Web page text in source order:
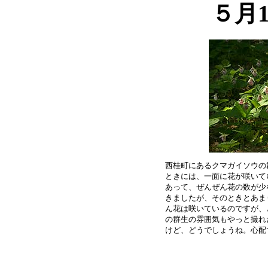
５月
西桂町にあるクマガイソウ
ときには、一面に花が咲い
あって、ぜんぜん花の数が
きましたが、そのときとあ
ん花は咲いているのですが
の群生の雰囲気もやっと撮